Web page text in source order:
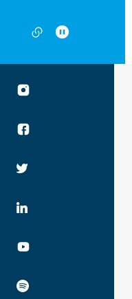
Profil
Profil
Profil
Profil
Linkedin
UKSW
UKSW